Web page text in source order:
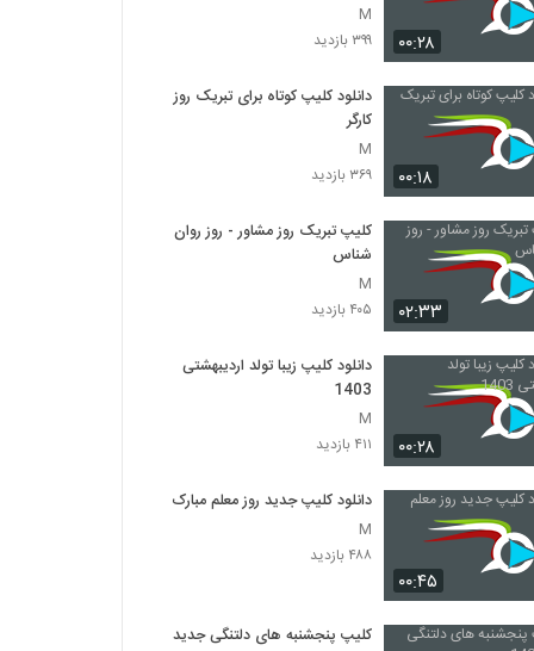
۰۰:۲۸
M
۳۹۹ بازدید
۰۰:۱۸
دانلود کلیپ کوتاه برای تبریک روز
کارگر
M
۳۶۹ بازدید
۰۲:۳۳
کلیپ تبریک روز مشاور - روز روان
شناس
M
۴۰۵ بازدید
۰۰:۲۸
دانلود کلیپ زیبا تولد اردیبهشتی
1403
M
۴۱۱ بازدید
۰۰:۴۵
دانلود کلیپ جدید روز معلم مبارک
M
۴۸۸ بازدید
کلیپ پنجشنبه های دلتنگی جدید